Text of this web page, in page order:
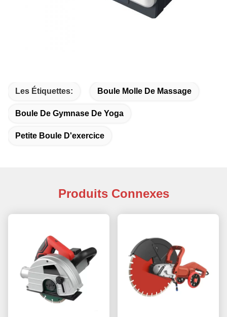
Les Étiquettes: Boule Molle De Massage
Boule De Gymnase De Yoga
Petite Boule D'exercice
Produits Connexes